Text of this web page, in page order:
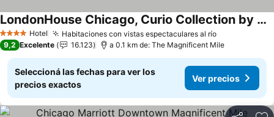
4 EstrellasHotel Habitaciones con vistas espectaculares al río
LondonHouse Chicago, Curio Collection by Hilton
9,2 Excelente 16.123 a 0.1 km de: The Magnificent Mile
Seleccioná las fechas para ver los
precios exactos
Ver precios